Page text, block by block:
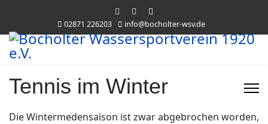
02871 226203 info@bocholter-wsv.de
Tennis im Winter
Die Wintermedensaison ist zwar abgebrochen worden,